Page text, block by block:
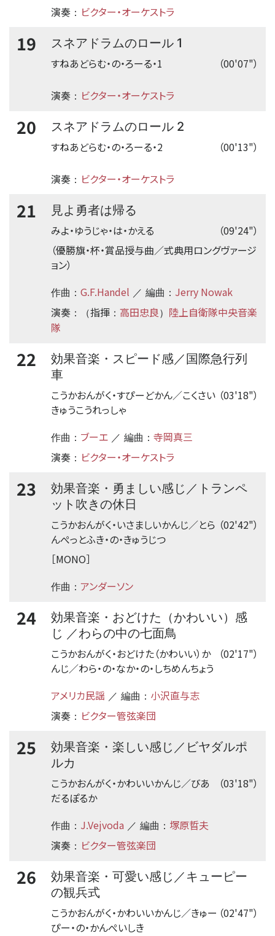
演奏 ： ビクター・オーケストラ
19
スネアドラムのロール 1
（00'07"）
すねあどらむ・の・ろーる・1
演奏 ： ビクター・オーケストラ
20
スネアドラムのロール 2
（00'13"）
すねあどらむ・の・ろーる・2
演奏 ： ビクター・オーケストラ
21
見よ勇者は帰る
（09'24"）
みよ・ゆうじゃ・は・かえる
（優勝旗・杯・賞品授与曲／式典用ロングヴァージ
ョン）
作曲： G.F.Handel ／ 編曲： Jerry Nowak
演奏 ：（指揮 ： 高田忠良） 陸上自衛隊中央音楽
隊
22
効果音楽・スピード感／国際急行列
車
（03'18"）
こうかおんがく・すぴーどかん／こくさい
きゅうこうれっしゃ
作曲： ブーエ ／ 編曲： 寺岡真三
演奏 ： ビクター・オーケストラ
23
効果音楽・勇ましい感じ／トランペ
ット吹きの休日
（02'42"）
こうかおんがく・いさましいかんじ／とら
んぺっとふき・の・きゅうじつ
［MONO］
作曲： アンダーソン
24
効果音楽・おどけた（かわいい）感
じ ／わらの中の七面鳥
（02'17"）
こうかおんがく・おどけた（かわいい）か
んじ／わら・の・なか・の・しちめんちょう
アメリカ民謡 ／ 編曲： 小沢直与志
演奏 ： ビクター管弦楽団
25
効果音楽・楽しい感じ／ビヤダルポ
ルカ
（03'18"）
こうかおんがく・かわいいかんじ／びあ
だるぽるか
作曲： J.Vejvoda ／ 編曲： 塚原晢夫
演奏 ： ビクター管弦楽団
26
効果音楽・可愛い感じ／キューピー
の観兵式
（02'47"）
こうかおんがく・かわいいかんじ／きゅー
ぴー・の・かんぺいしき